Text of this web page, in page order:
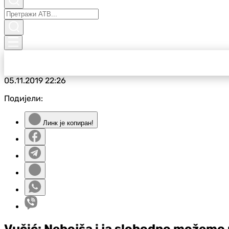
05.11.201922:26
Подијели:
Линк је копиран!